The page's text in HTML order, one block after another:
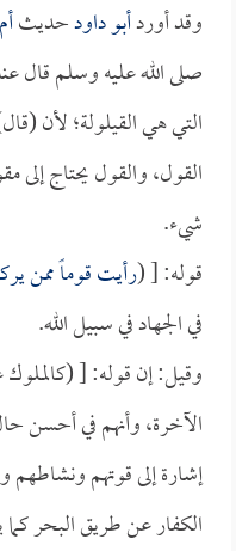
وقد أوردأبو داودحديث
صلى الله عليه وسلم قال
التي هي القيلولة؛ لأن
القول، والقول يحتاج إلى
شيء.
قوله: [ (رأيت قوماً ممن
في الجهاد في سبيل الله.
وقيل: إن قوله: [ (كالملوك
الآخرة، وأنهم في أحسن
إشارة إلى قوتهم ونشاطهم
الكفار عن طريق البحر